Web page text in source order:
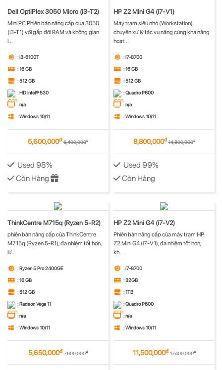
Dell OptiPlex 3050 Micro (i3-T2)
Mini PC Phiên bản nâng cấp của 3050
(i3-T1) với gấp đôi RAM và không gian
l...
: i3-6100T
: 16 GB
: 512 GB
: HD Intel® 530
: n/a
: Windows 10/11
5,600,000đ 6,400,000đ
Used 98%
Còn Hàng
HP Z2 Mini G4 (i7-V1)
Máy trạm siêu nhỏ (Workstation)
chuyên xử lý tác vụ nặng cùng khả năng
hoạt...
: i7-8700
: 16 GB
: 512 GB
: Quadro P600
: n/a
: Windows 10/11
8,800,000đ 14,800,000đ
Used 99%
Còn Hàng
ThinkCentre M715q (Ryzen 5-R2)
phiên bản nâng cấp của ThinkCentre
M715q (Ryzen 5-R1), đa nhiệm tốt hơn,
lư...
: Ryzen 5 Pro 2400GE
: 16 GB
: 512 GB
: Radeon Vega 11
: n/a
: Windows 10/11
5,650,000đ 7,600,000đ
HP Z2 Mini G4 (i7-V2)
Phiên bản nâng cấp của máy trạm HP
Z2 Mini G4 (i7-V1), đa nhiệm tốt hơn,
kh...
: i7-8700
: 32GB
: 1TB
: Quadro P600
: n/a
: Windows 10/11
11,500,000đ 17,400,000đ